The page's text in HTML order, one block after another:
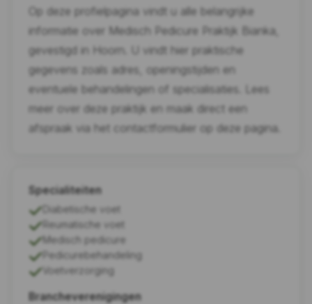
Op deze profielpagina vindt u alle belangrijke
informatie over Medisch Pedicure Praktijk Bianka,
gevestigd in Hoorn. U vindt hier praktische
gegevens zoals adres, openingstijden en
eventuele behandelingen of specialisaties. Lees
meer over deze praktijk en maak direct een
afspraak via het contactformulier op deze pagina.
Specialiteiten
Diabetische voet
Reumatische voet
Medisch pedicure
Pedicurebehandeling
Voetverzorging
Brancheverenigingen